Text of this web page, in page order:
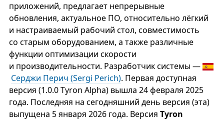
приложений, предлагает непрерывные
обновления, актуальное ПО, относительно лёгкий
и настраиваемый рабочий стол, совместимость
со старым оборудованием, а также различные
функции оптимизации скорости
и производительности. Разработчик системы —
Серджи Перич (Sergi Perich). Первая доступная
версия (1.0.0 Tyron Alpha) вышла 24 февраля 2025
года. Последняя на сегодняшний день версия (эта)
выпущена 5 января 2026 года. Версия Tyron